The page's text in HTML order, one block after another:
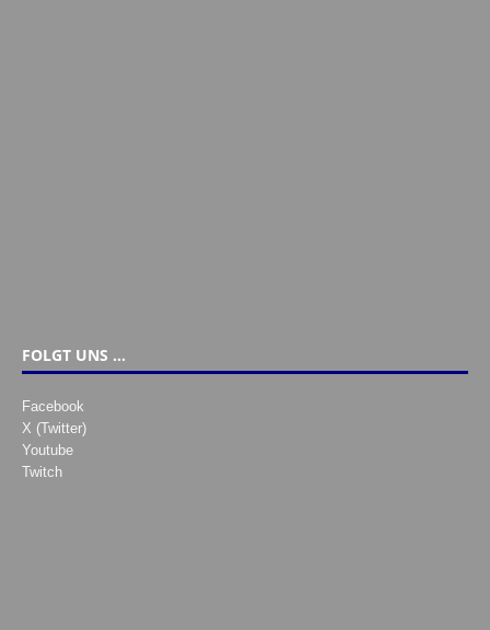
FOLGT UNS …
Facebook
X (Twitter)
Youtube
Twitch